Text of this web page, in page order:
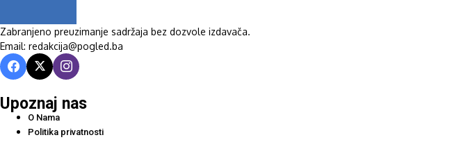
Zabranjeno preuzimanje sadržaja bez dozvole izdavača.
Email: redakcija@pogled.ba
Upoznaj nas
O Nama
Politika privatnosti